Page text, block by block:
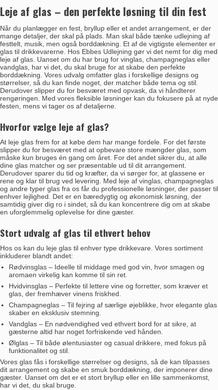
Leje af glas – den perfekte løsning til din fest
Når du planlægger en fest, bryllup eller et andet arrangement, er der
mange detaljer, der skal på plads. Man skal både tænke udlejning af
festtelt , musik, men også borddækning. Et af de vigtigste elementer er
glas til drikkevarerne. Hos Ebbes Udlejning gør vi det nemt for dig med
leje af glas. Uanset om du har brug for vinglas, champagneglas eller
vandglas, har vi det, du skal bruge for at skabe den perfekte
borddækning. Vores udvalg omfatter glas i forskellige designs og
størrelser, så du kan finde noget, der matcher både tema og stil.
Derudover slipper du for besværet med opvask, da vi håndterer
rengøringen. Med vores fleksible løsninger kan du fokusere på at nyde
festen, mens vi tager os af detaljerne.
Hvorfor vælge leje af glas?
At leje glas frem for at købe dem har mange fordele. For det første
slipper du for besværet med at opbevare store mængder glas, som
måske kun bruges én gang om året. For det andet sikrer du, at alle
dine glas matcher og ser præsentable ud til dit arrangement.
Derudover sparer du tid og kræfter, da vi sørger for, at glassene er
rene og klar til brug ved levering. Med leje af vinglas, champagneglas
og andre typer glas fra os får du professionelle løsninger, der passer til
enhver lejlighed. Det er en bæredygtig og økonomisk løsning, der
samtidig giver dig ro i sindet, så du kan koncentrere dig om at skabe
en uforglemmelig oplevelse for dine gæster.
Stort udvalg af glas til ethvert behov
Hos os kan du leje glas til enhver type drikkevare. Vores sortiment
inkluderer blandt andet:
Rødvinsglas– Ideelle til middage med god vin, hvor smagen og
aromaen virkelig kan komme til sin ret.
Hvidvinsglas– Perfekte til lettere vine og forretter, som kræver et
glas, der fremhæver vinens friskhed.
Champagneglas– Til fejring af særlige øjeblikke, hvor elegante glas
skaber en eksklusiv stemning.
Vandglas– En nødvendighed ved ethvert bord for at sikre, at
gæsterne altid har noget forfriskende ved hånden.
Ølglas– Til både ølentusiaster og casual drikkere, med fokus på
funktionalitet og stil.
Vores glas fås i forskellige størrelser og designs, så de kan tilpasses
dit arrangement og skabe en smuk borddækning, der imponerer dine
gæster. Uanset om det er et stort bryllup eller en lille sammenkomst,
har vi det, du skal bruge.